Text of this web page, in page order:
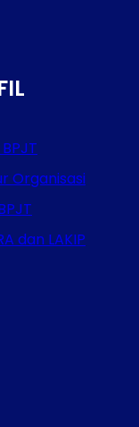
Organisasi
dan LAKIP